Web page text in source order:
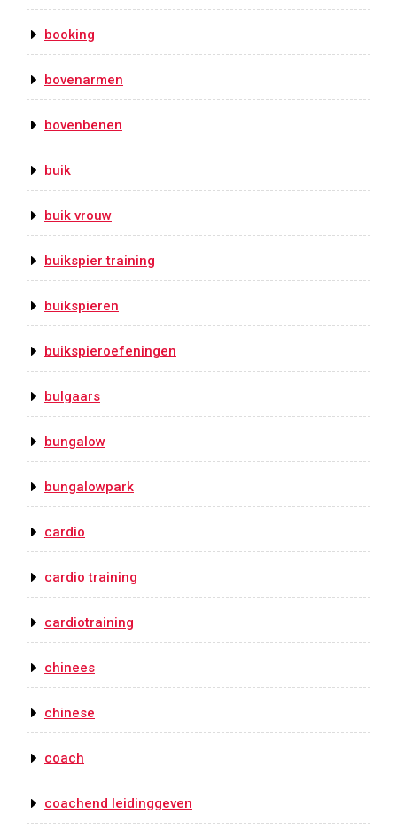
booking
bovenarmen
bovenbenen
buik
buik vrouw
buikspier training
buikspieren
buikspieroefeningen
bulgaars
bungalow
bungalowpark
cardio
cardio training
cardiotraining
chinees
chinese
coach
coachend leidinggeven